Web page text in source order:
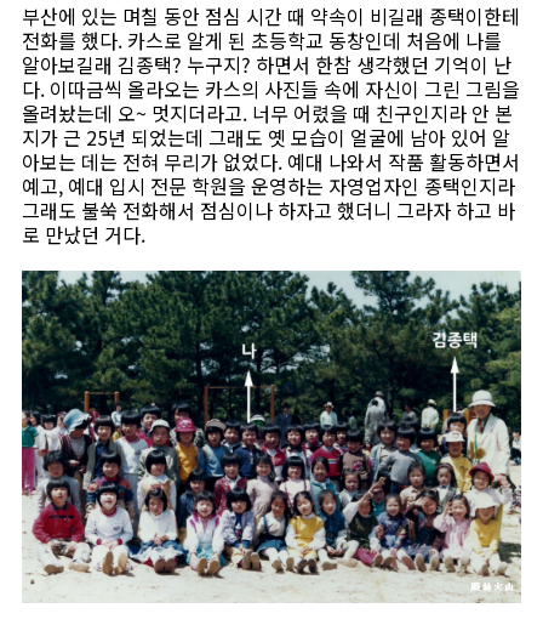
부산에 있는 며칠 동안 점심 시간 때 약속이 비길래 종택이한테
전화를 했다. 카스로 알게 된 초등학교 동창인데 처음에 나를
알아보길래 김종택? 누구지? 하면서 한참 생각했던 기억이 난
다. 이따금씩 올라오는 카스의 사진들 속에 자신이 그린 그림을
올려놨는데 오~ 멋지더라고. 너무 어렸을 때 친구인지라 안 본
지가 근 25년 되었는데 그래도 옛 모습이 얼굴에 남아 있어 알
아보는 데는 전혀 무리가 없었다. 예대 나와서 작품 활동하면서
예고, 예대 입시 전문 학원을 운영하는 자영업자인 종택인지라
그래도 불쑥 전화해서 점심이나 하자고 했더니 그라자 하고 바
로 만났던 거다.